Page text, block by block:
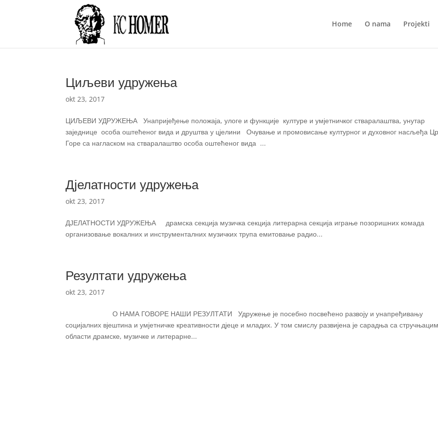
Home O nama Projekti
Циљеви удружења
okt 23, 2017
ЦИЉЕВИ УДРУЖЕЊА Унапријеђење положаја, улоге и функције културе и умјетничког стваралаштва, унутар
заједнице особа оштећеног вида и друштва у цјелини Очување и промовисање културног и духовног насљеђа
Горе са нагласком на стваралаштво особа оштећеног вида ...
Дјелатности удружења
okt 23, 2017
ДЈЕЛАТНОСТИ УДРУЖЕЊА драмска секција музичка секција литерарна секција играње позоришних комада
организовање вокалних и инструменталних музичких трупа емитовање радио...
Резултати удружења
okt 23, 2017
О НАМА ГОВОРЕ НАШИ РЕЗУЛТАТИ Удружење је посебно посвећено развоју и унапређивању
социјалних вјештина и умјетничке креативности дјеце и младих. У том смислу развијена је сарадња са
области драмске, музичке и литерарне...